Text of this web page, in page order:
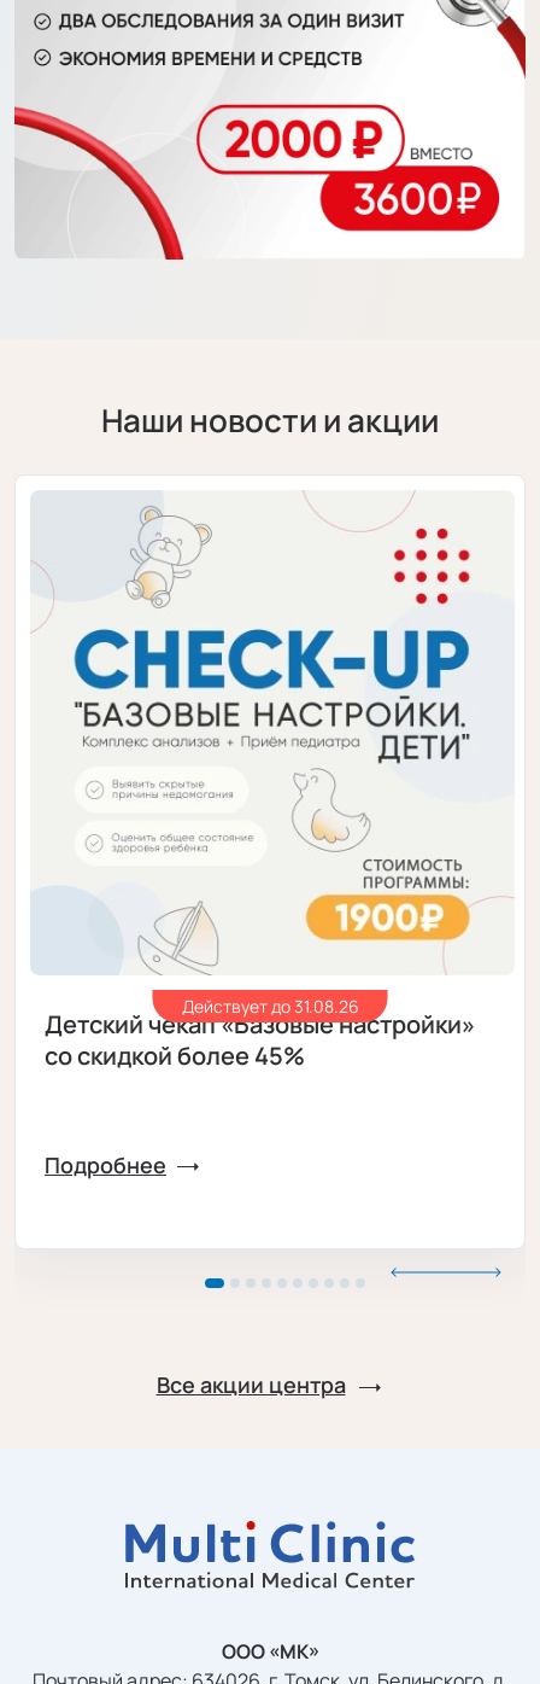
Наши новости и акции
Детский чекап «Базовые настройки»
со скидкой более 45%
Подробнее
Действует до 31.08.26
Все акции центра
ООО «МК»